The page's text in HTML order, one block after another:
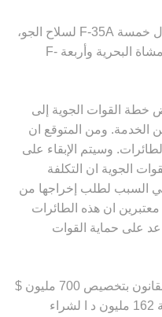
F-35A لسلاح الجو،
البحرية وأربعة F-
خطة القوات الجوية إلى
الخدمة. ومن المتوقع ان
مكان هذه الطائرات. وسيتم الإبقاء على
الجوية ان التكلفة
هي السبب لطلب إخراجها من
ان هذه الطائرات
على حماية القوات
بالنسبة للقوات البرية فقد سمح القانون بتخصيص 700 مليون $
لشراء مروحيات. وستخصص قيمة 162 مليون د ا لشراء